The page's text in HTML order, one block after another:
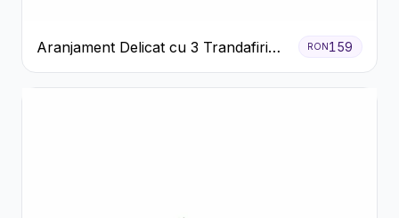
Aranjament Delicat cu 3 Trandafiri
Roz în Cutie Albă
RON159